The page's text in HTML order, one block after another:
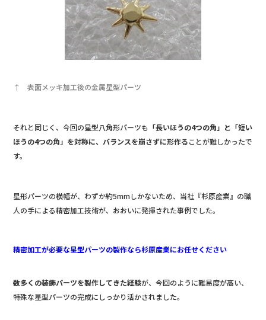
↑ 表面メッキ加工後の金属星型パーツ
それと同じく、今回の星型八角形パーツも 「長いほうの4つの角」と「短い
ほうの4つの角」を対称に、バランスを崩さずに形作ることが難しかったで
す。
星形パーツの横幅が、わずか約5mmしかないため、当社『杉原産業』の職
人の手による精密加工技術が、おおいに発揮された事例でした。
精密加工が必要な星型パーツの製作なら杉原産業にお任せください
数多くの装飾パーツを製作してきた経験が、今回のように難易度が高い、
特殊な星型パーツの完成にしっかり活かされました。